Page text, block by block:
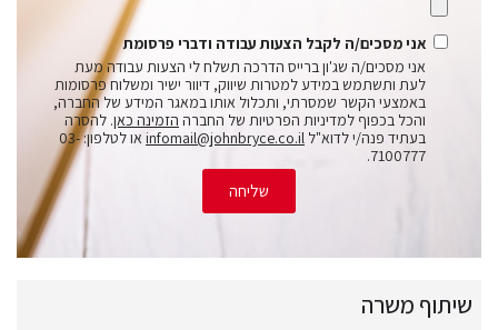
אני מסכים/ה לקבל הצעות עבודה ודברי פרסומת
אני מסכים/ה שג'ון ברייס הדרכה תשלח לי הצעות עבודה מעת
לעת ותשתמש במידע למטרות שיווק, דיוור ישיר ומשלוח פרסומות
באמצעי הקשר שמסרתי, ותכלול אותו במאגר המידע של החברה,
והכל בכפוף למדיניות הפרטיות של החברה הזמינה כאן. להסרה
בעתיד פנה/י לדוא"ל infomail@johnbryce.co.il
או לטלפון: 03-
7100777.
שליחה
שיתוף משרה